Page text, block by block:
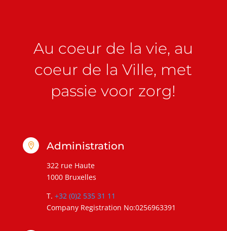
Au coeur de la vie, au
coeur de la Ville, met
passie voor zorg!
 Administration
322 rue Haute
1000 Bruxelles
T. +32 (0)2 535 31 11
Company Registration No:0256963391